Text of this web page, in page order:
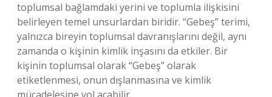
toplumsal bağlamdaki yerini ve toplumla ilişkisini
belirleyen temel unsurlardan biridir. “Gebeş” terimi,
yalnızca bireyin toplumsal davranışlarını değil, aynı
zamanda o kişinin kimlik inşasını da etkiler. Bir
kişinin toplumsal olarak “Gebeş” olarak
etiketlenmesi, onun dışlanmasına ve kimlik